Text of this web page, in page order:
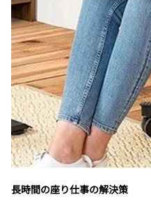
長時間の座り仕事の解決策